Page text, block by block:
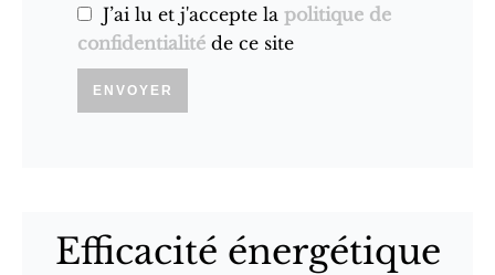
J’ai lu et j'accepte la politique de
confidentialité de ce site
ENVOYER
Efficacité énergétique